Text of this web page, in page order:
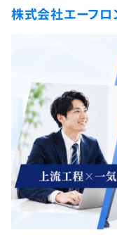
新卒エージェント
インタビュー
就活成功ガイド
4択課題
プラン
個人向けプラン
法人向けプラン
note
株式会社エーフロ